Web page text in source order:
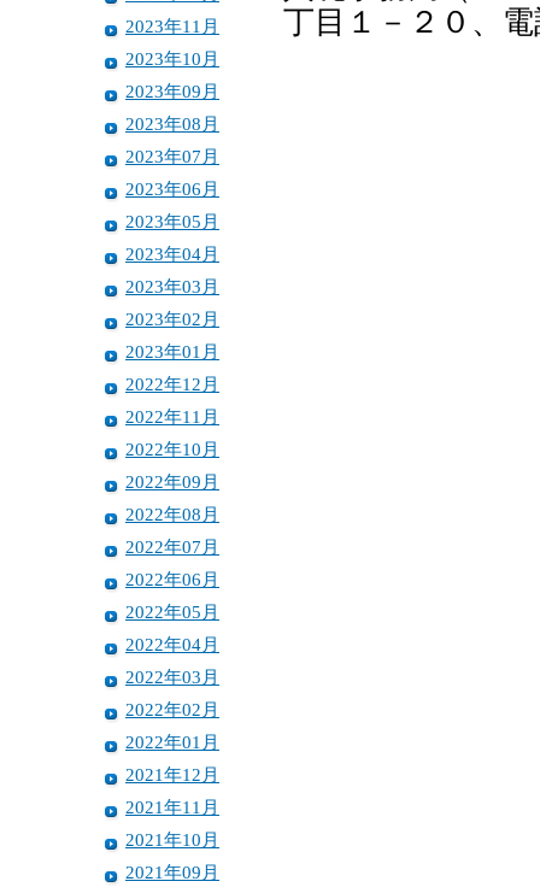
2023年11月
2023年10月
2023年09月
2023年08月
2023年07月
2023年06月
2023年05月
2023年04月
2023年03月
2023年02月
2023年01月
2022年12月
2022年11月
2022年10月
2022年09月
2022年08月
2022年07月
2022年06月
2022年05月
2022年04月
2022年03月
2022年02月
2022年01月
2021年12月
2021年11月
2021年10月
2021年09月
丁目１－２０、